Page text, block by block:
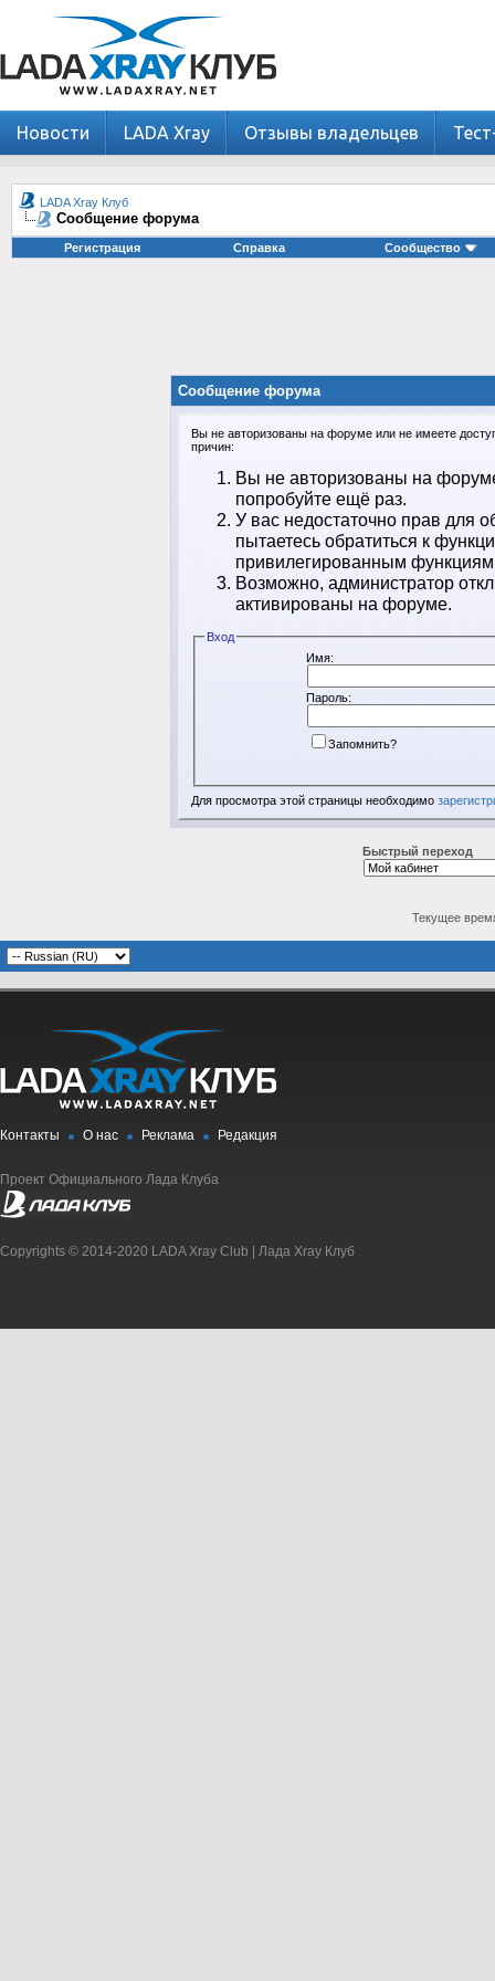
Новости LADA Xray Отзывы владельцев
LADA Xray Клуб
Сообщение форума
Регистрация Справка Сообщество
Сообщение форума
Вы не авторизованы на форуме или не имеете
причин:
Вы не авторизованы на
попробуйте ещё раз.
У вас недостаточно прав для
пытаетесь обратиться к
привилегированным
Возможно, администратор
активированы на форуме.
Вход
Имя:
Пароль:
Запомнить?
Для просмотра этой страницы необходимо
Быстрый переход
Текущее
Контакты О нас Реклама Редакция
Проект Официального Лада Клуба
Copyrights © 2014-2020 LADA Xray Club | Лада Xray Клуб